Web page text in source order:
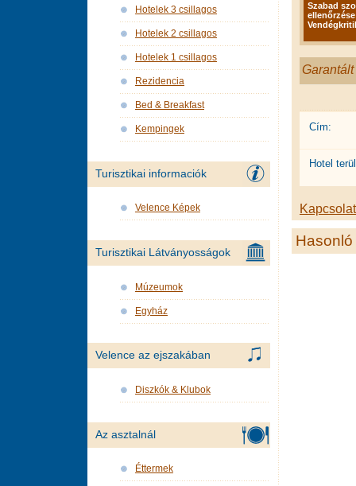
Szabad
Cím:
Hotel
Hotelek 3 csillagos
Hotelek 2 csillagos
Hotelek 1 csillagos
Rezidencia
Bed & Breakfast
Kempingek
Turisztikai informaciók
Velence Képek
Turisztikai Látványosságok
Múzeumok
Egyház
Velence az ejszakában
Diszkók & Klubok
Az asztalnál
Éttermek